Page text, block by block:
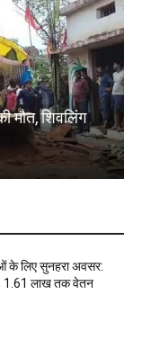
मौत, शिवलिंग
के लिए सुनहरा अवसर:
₹1.61 लाख तक वेतन